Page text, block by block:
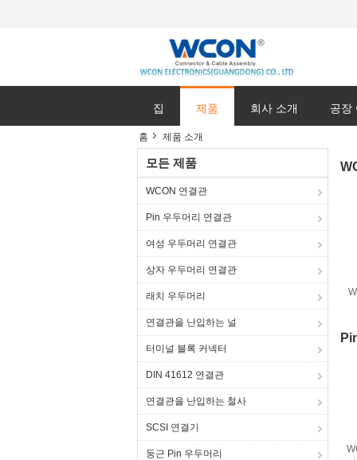
집 제품 회사 소개 공장
홈 제품 소개
모든 제품
WCON 연결관
Pin 우두머리 연결관
여성 우두머리 연결관
상자 우두머리 연결관
래치 우두머리
연결관을 난입하는 널
터미널 블록 커넥터
DIN 41612 연결관
연결관을 난입하는 철사
SCSI 연결기
둥근 Pin 우두머리